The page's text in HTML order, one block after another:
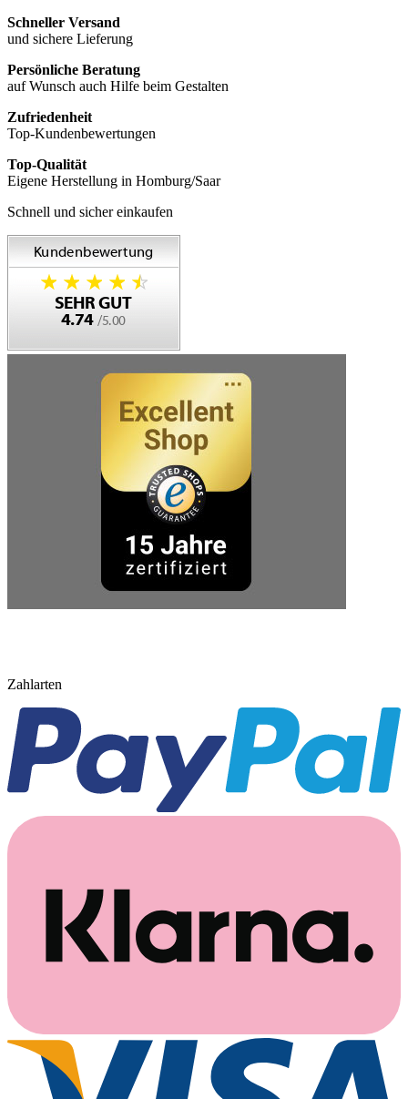
Schneller Versand
und sichere Lieferung
Persönliche Beratung
auf Wunsch auch Hilfe beim Gestalten
Zufriedenheit
Top-Kundenbewertungen
Top-Qualität
Eigene Herstellung in Homburg/Saar
Schnell und sicher einkaufen
Zahlarten